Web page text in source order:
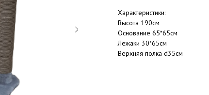
Характеристики:
Высота 190см
Основание 65*65см
Лежаки 30*65см
Верхняя полка d35см